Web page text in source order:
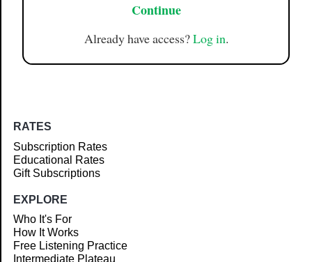
Continue
Already have access?Log in.
RATES
Subscription Rates
Educational Rates
Gift Subscriptions
EXPLORE
Who It's For
How It Works
Free Listening Practice
Intermediate Plateau